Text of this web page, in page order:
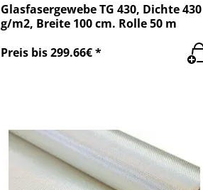
Glasfasergewebe TG 430, Dichte 430
g/m2, Breite 100 cm. Rolle 50 m
Preis bis 299.66€ *